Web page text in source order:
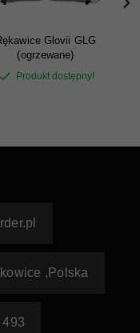
Glovii GLG
(ogrzewane)
Produkt dostępny!
, Polska